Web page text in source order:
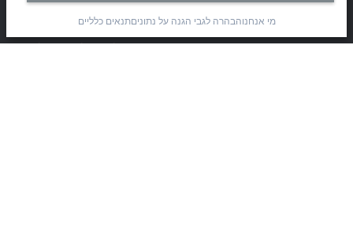
Beckhoff Automation Ltd.
(Pob 1085, Airport city 7010000)
מי אנחנוהבהרה לגבי הגנה על נתוניםתנאים כלליים